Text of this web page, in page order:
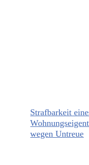
Strafbarkeit
wegen Untreue